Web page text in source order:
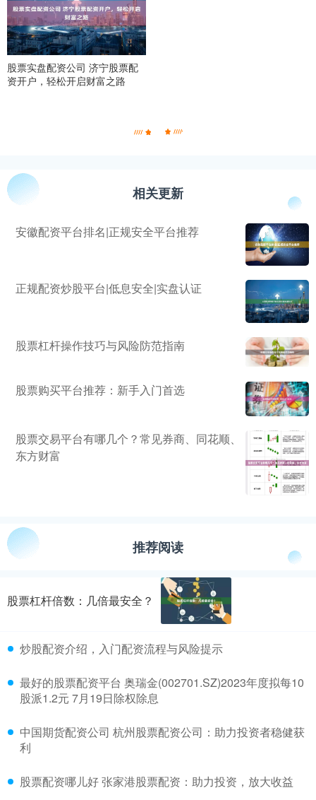
股票实盘配资公司 济宁股票配
资开户，轻松开启财富之路
相关更新
安徽配资平台排名|正规安全平台推荐
正规配资炒股平台|低息安全|实盘认证
股票杠杆操作技巧与风险防范指南
股票购买平台推荐：新手入门首选
股票交易平台有哪几个？常见券商、同花顺、
东方财富
推荐阅读
股票杠杆倍数：几倍最安全？
炒股配资介绍，入门配资流程与风险提示
最好的股票配资平台 奥瑞金(002701.SZ)2023年度拟每10
股派1.2元 7月19日除权除息
中国期货配资公司 杭州股票配资公司：助力投资者稳健获
利
股票配资哪儿好 张家港股票配资：助力投资，放大收益